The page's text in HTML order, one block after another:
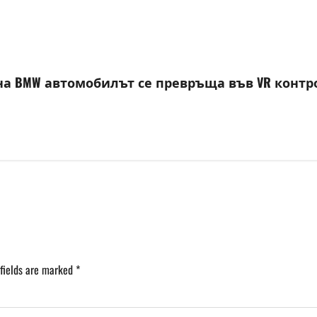
BMW автомобилът се превръща във VR
are marked *